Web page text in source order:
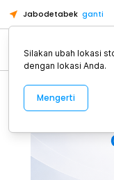
Jabodetabek ganti
Alat Kopi
Silakan ubah lokasi
dengan lokasi Anda.
Mengerti